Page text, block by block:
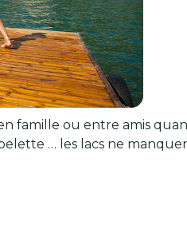
famille ou entre amis
… les lacs ne